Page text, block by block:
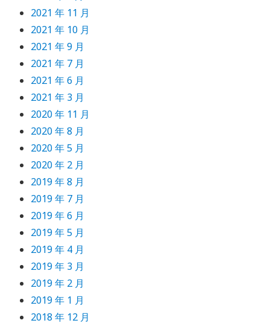
2021 年 11 月
2021 年 10 月
2021 年 9 月
2021 年 7 月
2021 年 6 月
2021 年 3 月
2020 年 11 月
2020 年 8 月
2020 年 5 月
2020 年 2 月
2019 年 8 月
2019 年 7 月
2019 年 6 月
2019 年 5 月
2019 年 4 月
2019 年 3 月
2019 年 2 月
2019 年 1 月
2018 年 12 月